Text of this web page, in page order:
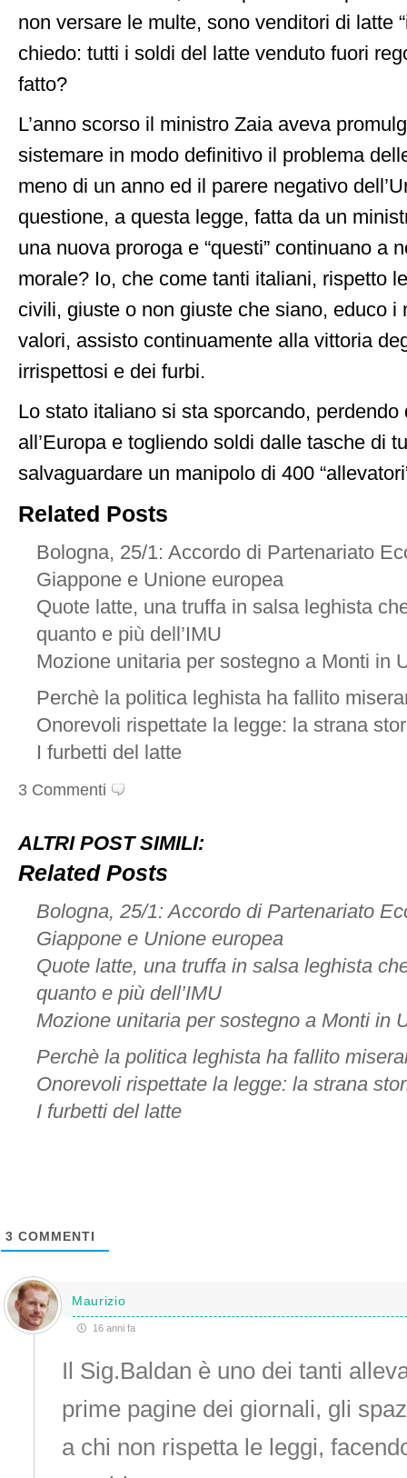
non versare le multe, sono venditori di latte
chiedo: tutti i soldi del latte venduto fuori
fatto?
L’anno scorso il ministro Zaia aveva
sistemare in modo definitivo il problema
meno di un anno ed il parere negativo
questione, a questa legge, fatta da un
una nuova proroga e “questi” continuano a
morale? Io, che come tanti italiani, rispetto
civili, giuste o non giuste che siano, educo i
valori, assisto continuamente alla vittoria
irrispettosi e dei furbi.
Lo stato italiano si sta sporcando, perdendo
all’Europa e togliendo soldi dalle tasche di
salvaguardare un manipolo di 400
Related Posts
Bologna, 25/1: Accordo di Partenariato
Giappone e Unione europea
Quote latte, una truffa in salsa leghista
quanto e più dell’IMU
Mozione unitaria per sostegno a Monti in
Perchè la politica leghista ha fallito
Onorevoli rispettate la legge: la strana
I furbetti del latte
3 Commenti
ALTRI POST SIMILI:
Related Posts
Bologna, 25/1: Accordo di Partenariato
Giappone e Unione europea
Quote latte, una truffa in salsa leghista
quanto e più dell’IMU
Mozione unitaria per sostegno a Monti in
Perchè la politica leghista ha fallito
Onorevoli rispettate la legge: la strana
I furbetti del latte
3 COMMENTI
Maurizio
16 anni fa
Il Sig.Baldan è uno dei tanti
prime pagine dei giornali, gli
a chi non rispetta le leggi,